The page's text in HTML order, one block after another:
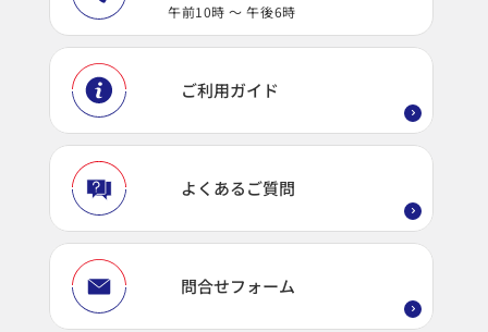
午前10時 ～ 午後6時
ご利用ガイド
よくあるご質問
問合せフォーム